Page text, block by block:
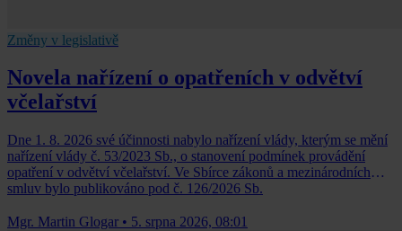
Změny v legislativě
Novela nařízení o opatřeních v odvětví
včelařství
Dne 1. 8. 2026 své účinnosti nabylo nařízení vlády, kterým se mění
nařízení vlády č. 53/2023 Sb., o stanovení podmínek provádění
opatření v odvětví včelařství. Ve Sbírce zákonů a mezinárodních
smluv bylo publikováno pod č. 126/2026 Sb.
Mgr. Martin Glogar • 5. srpna 2026, 08:01